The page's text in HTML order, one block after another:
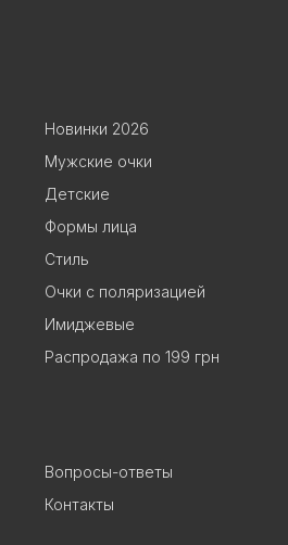
Новинки 2026
Мужские очки
Детские
Формы лица
Стиль
Очки с поляризацией
Имиджевые
Распродажа по 199 грн
Вопросы-ответы
Контакты